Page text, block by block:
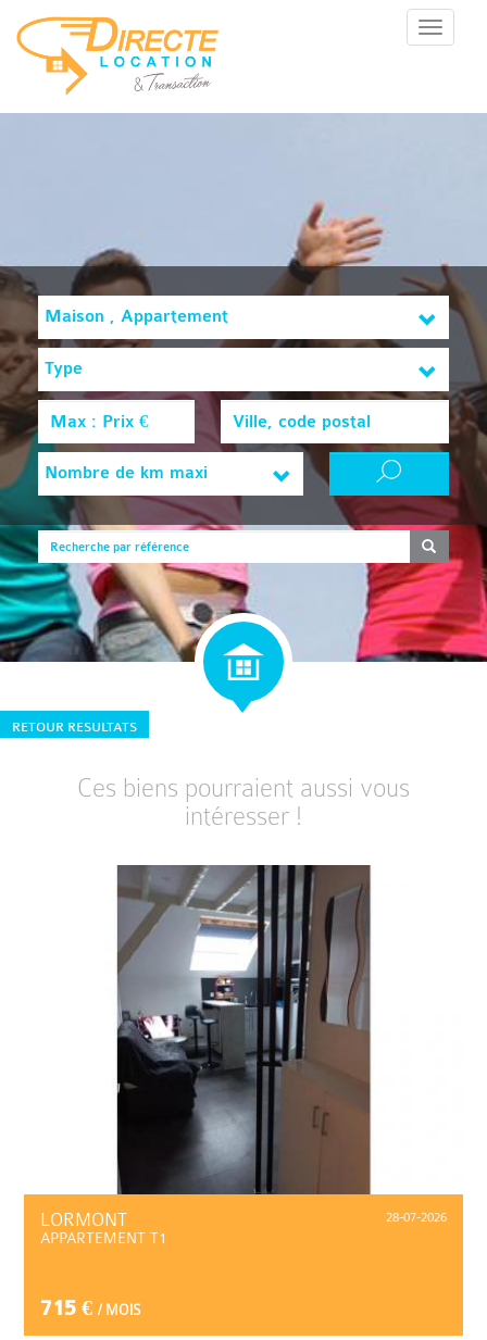
Menu
Maison , Appartement
Type
Nombre de km maxi
RETOUR RESULTATS
Ces biens pourraient aussi vous
intéresser !
28-07-2026
LORMONT
APPARTEMENT T1
715 € / MOIS